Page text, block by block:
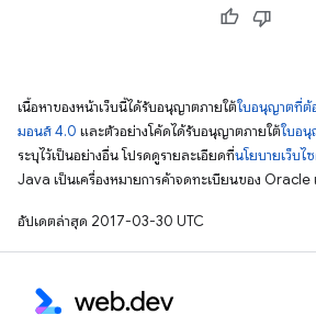
เนื้อหาของหน้าเว็บนี้ได้รับอนุญาตภายใต้ใบอนุญาตที่ต้
มอนส์ 4.0 และตัวอย่างโค้ดได้รับอนุญาตภายใต้ใบอ
ระบุไว้เป็นอย่างอื่น โปรดดูรายละเอียดที่นโยบายเว็บ
Java เป็นเครื่องหมายการค้าจดทะเบียนของ Oracle
อัปเดตล่าสุด 2017-03-30 UTC